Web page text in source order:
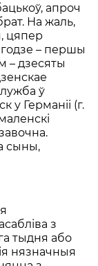
апроч
На жаль,
цяпер
– першы
– дзесяты
ў
у Германіі (г.
сыны,
з
тыдня або
нязначныя